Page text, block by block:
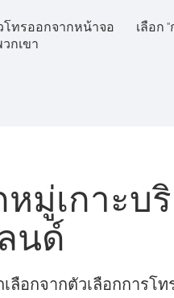
โทรออกจากหน้าจอ
กเขา
เลือก
มู่เกาะบ
นด์
อกจากตัวเลือกการโ